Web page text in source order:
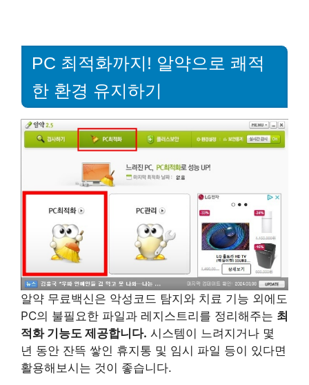
PC 최적화까지! 알약으로 쾌적
한 환경 유지하기
알약 무료백신은 악성코드 탐지와 치료 기능 외에도
PC의 불필요한 파일과 레지스트리를 정리해주는 최
적화 기능도 제공합니다. 시스템이 느려지거나 몇
년 동안 잔뜩 쌓인 휴지통 및 임시 파일 등이 있다면
활용해보시는 것이 좋습니다.